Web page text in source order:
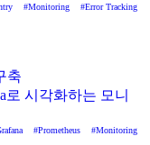
#Monitoring #Error Tracking
축
로 시각화하는 모니
#Prometheus #Monitoring